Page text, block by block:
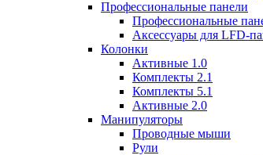
Профессиональные панели
Профессиональные
Аксессуары для LFD-
Колонки
Активные 1.0
Комплекты 2.1
Комплекты 5.1
Активные 2.0
Манипуляторы
Проводные мыши
Рули